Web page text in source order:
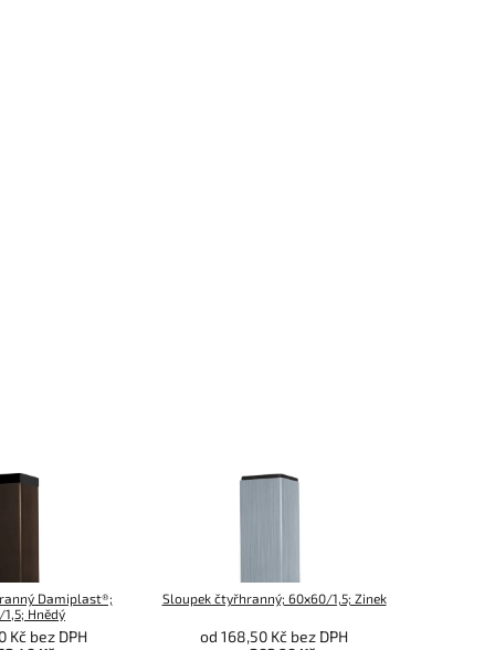
Damiplast®;
Hnědý
Kč bez DPH
Sloupek čtyřhranný; 60x60/1,5; Zinek
od 168,50 Kč bez DPH